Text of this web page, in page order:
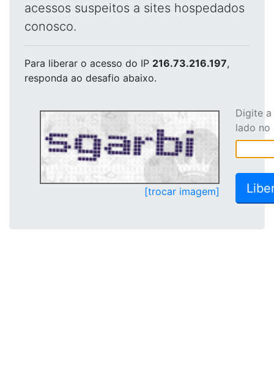
acessos suspeitos a sites hospedados
conosco.
Para liberar o acesso do IP 216.73.216.197,
responda ao desafio abaixo.
[trocar imagem]
Digite
lado no